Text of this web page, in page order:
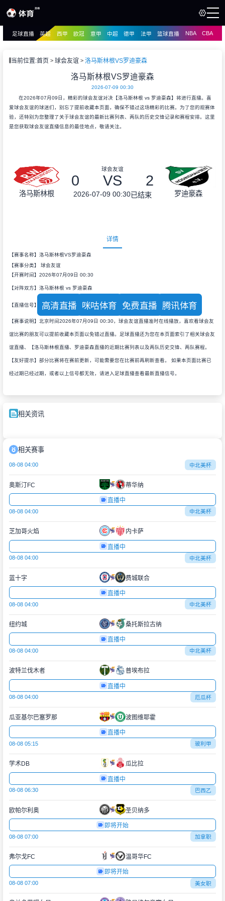
播
足球直播 英超 西甲 欧冠 意甲 中超 德甲 法甲 篮球直播 NBA CBA
当前位置:首页 球会友谊 洛马斯林根VS罗迪豪森
洛马斯林根VS罗迪豪森
2026-07-09 00:30
在2026年07月09日，精彩的球会友谊对决【洛马斯林根 vs 罗迪豪森】将进行直播。喜
爱球会友谊的球迷们，别忘了提前收藏本页面，确保不错过这场精彩的比赛。为了您的观赛体
验，还特别为您整理了关于球会友谊的最新比赛列表、两队的历史交锋记录和赛程安排。这里
是您获取球会友谊直播信息的最佳地点，敬请关注。
洛马斯林根
球会友谊
0 VS 2
2026-07-09 00:30已结束 罗迪豪森
详情
【赛事名称】洛马斯林根VS罗迪豪森
【赛事分类】 球会友谊
【开赛时间】2026年07月09日 00:30
【对阵双方】洛马斯林根 vs 罗迪豪森
【直播信号】 高清直播 咪咕体育 免费直播 腾讯体育
【赛事说明】北京时间2026年07月09日 00:30，球会友谊直播准时在线播放，喜欢看球会友
谊比赛的朋友可以提前收藏本页面以免错过直播。足球直播还为您在本页面索引了相关球会友
谊直播、【洛马斯林根直播、罗迪豪森直播的近期比赛列表以及两队历史交锋、两队赛程。
【友好提示】部分比赛将在赛前更新，可能需要您在比赛前再刷新查看。 如果本页面比赛已
经过期已经过期，或者以上信号都无效，请进入足球直播查看最新直播信号。
相关资讯
相关赛事
08-08 04:00 中北美杯
奥斯汀FC 蒂华纳
直播中
08-08 04:00 中北美杯
芝加哥火焰 内卡萨
直播中
08-08 04:00 中北美杯
蓝十字 费城联合
直播中
08-08 04:00 中北美杯
纽约城 桑托斯拉古纳
直播中
08-08 04:00 中北美杯
波特兰伐木者 普埃布拉
直播中
08-08 04:00 厄瓜杯
瓜亚基尔巴塞罗那 波图维耶霍
直播中
08-08 05:15 玻利甲
学术DB 瓜比拉
直播中
08-08 06:30 巴西乙
欧帕尔利奥 圣贝纳多
即将开始
08-08 07:00 加拿职
弗尔戈FC 温哥华FC
即将开始
08-08 07:00 美女职